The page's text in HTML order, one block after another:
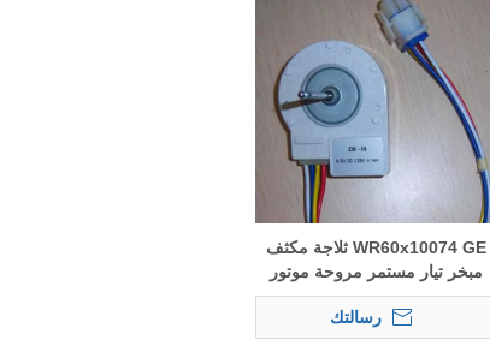
WR60x10074 GE ثلاجة مكثف
مبخر تيار مستمر مروحة موتور
رسالتك